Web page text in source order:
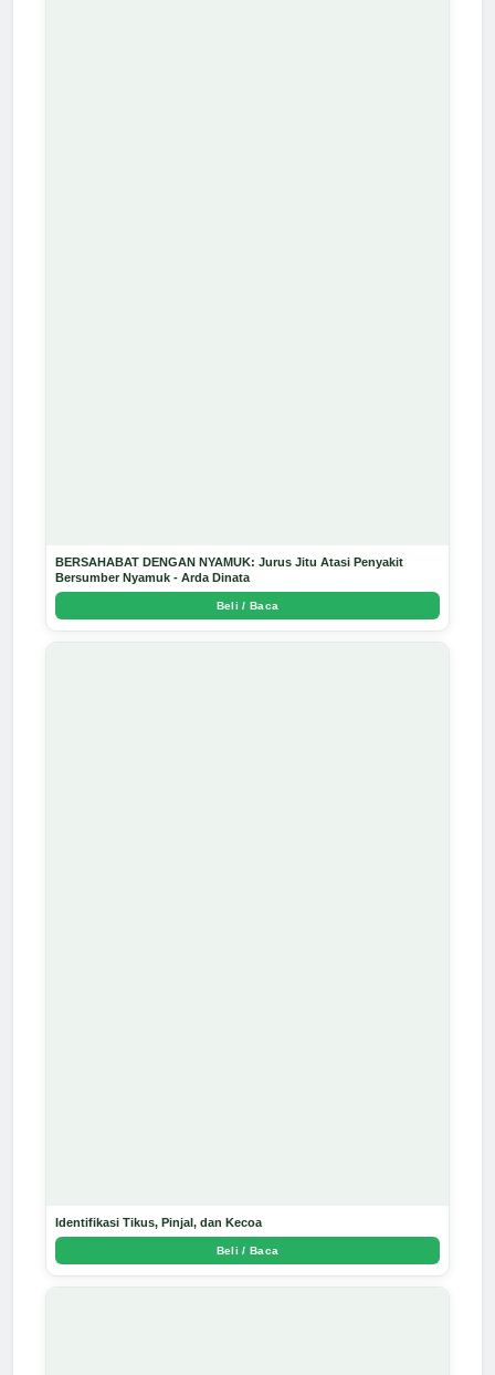
BERSAHABAT DENGAN NYAMUK: Jurus Jitu Atasi Penyakit
Bersumber Nyamuk - Arda Dinata
Beli / Baca
Identifikasi Tikus, Pinjal, dan Kecoa
Beli / Baca